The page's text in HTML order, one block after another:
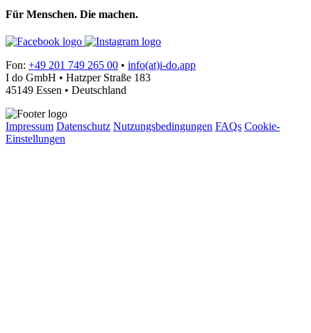
Für Menschen. Die machen.
Fon: +49 201 749 265 00 • info(at)i-do.app
I do GmbH • Hatzper Straße 183
45149 Essen • Deutschland
Impressum Datenschutz Nutzungsbedingungen FAQs Cookie-
Einstellungen